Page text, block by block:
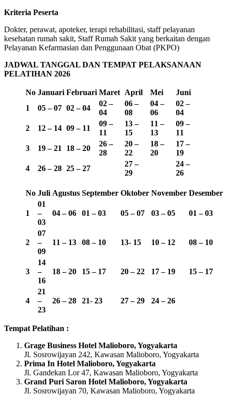
Kriteria Peserta
Dokter, perawat, apoteker, terapi rehabilitasi, staff pelayanan
kesehatan rumah sakit, Staff Rumah Sakit yang berkaitan dengan
Pelayanan Kefarmasian dan Penggunaan Obat (PKPO)
JADWAL TANGGAL DAN TEMPAT PELAKSANAAN
PELATIHAN 2026
No Januari Februari Maret April Mei
Juni
1
05 – 07 02 – 04
02 –
04
06 –
08
04 –
06
02 –
04
2
12 – 14 09 – 11
09 –
11
13 –
15
11 –
13
09 –
11
3
19 – 21 18 – 20
26 –
28
20 –
22
18 –
20
17 –
19
4
26 – 28 25 – 27
27 –
29
24 –
26
No Juli Agustus September Oktober November Desember
1
01
–
03
04 – 06 01 – 03 05 – 07 03 – 05 01 – 03
2
07
–
09
11 – 13 08 – 10 13- 15 10 – 12 08 – 10
3
14
–
16
18 – 20 15 – 17 20 – 22 17 – 19 15 – 17
4
21
–
23
26 – 28 21- 23 27 – 29 24 – 26
Tempat Pelatihan :
Grage Business Hotel Malioboro, Yogyakarta
Jl. Sosrowijayan 242, Kawasan Malioboro, Yogyakarta
Prima In Hotel Malioboro, Yogyakarta
Jl. Gandekan Lor 47, Kawasan Malioboro, Yogyakarta
Grand Puri Saron Hotel Malioboro, Yogyakarta
Jl. Sosrowijayan 70, Kawasan Malioboro, Yogyakarta